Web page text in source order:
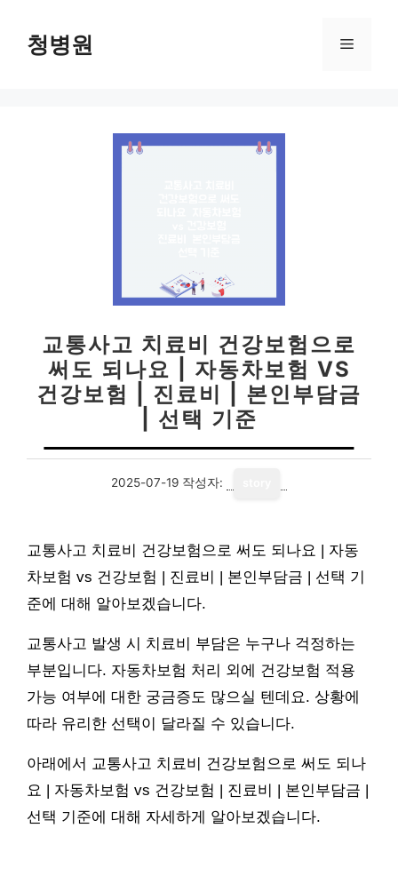
청병원 메
교통사고 치료비 건강보험으로
써도 되나요 | 자동차보험 VS
건강보험 | 진료비 | 본인부담금
| 선택 기준
2025-07-19 작성자:
교통사고 치료비 건강보험으로 써도 되나요 | 자동
차보험 vs 건강보험 | 진료비 | 본인부담금 | 선택 기
준에 대해 알아보겠습니다.
교통사고 발생 시 치료비 부담은 누구나 걱정하는
부분입니다. 자동차보험 처리 외에 건강보험 적용
가능 여부에 대한 궁금증도 많으실 텐데요. 상황에
따라 유리한 선택이 달라질 수 있습니다.
아래에서 교통사고 치료비 건강보험으로 써도 되나
요 | 자동차보험 vs 건강보험 | 진료비 | 본인부담금 |
선택 기준에 대해 자세하게 알아보겠습니다.